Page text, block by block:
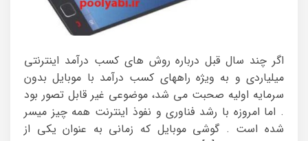
اگر چند سال قبل درباره روش های کسب درآمد اینترنتی
میلیاردی و به ویژه راههای کسب درآمد با موبایل بدون
سرمایه اولیه صحبت می شد، موضوعی غیر قابل تصور بود
. اما امروزه با رشد فناوری و نفوذ اینترنت همه چیز میسر
شده است . گوشی موبایل که زمانی به عنوان یکی از